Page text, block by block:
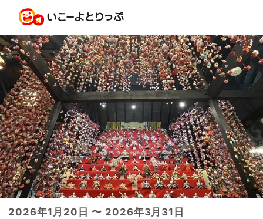
2026年1月20日 〜 2026年3月31日